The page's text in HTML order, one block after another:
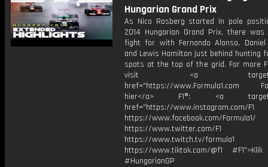
Hungarian Grand Prix
As Nico Rosberg started in pole
2014 Hungarian Grand Prix, there
fight for with Fernando Alonso, Daniel
and Lewis Hamilton just behind hunting
spots at the top of the grid. For more
visit <a
href="https://www.Formula1.com
hier</a> F1®: <a
href="https://www.instagram.com/F1
https://www.facebook.com/Formula1/
https://www.twitter.com/F1
https://www.twitch.tv/formula1
https://www.tiktok.com/@f1
#HungarianGP